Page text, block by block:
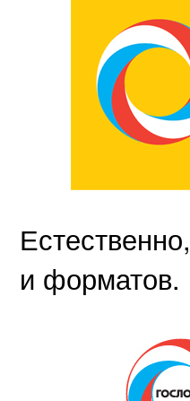
и форматов.